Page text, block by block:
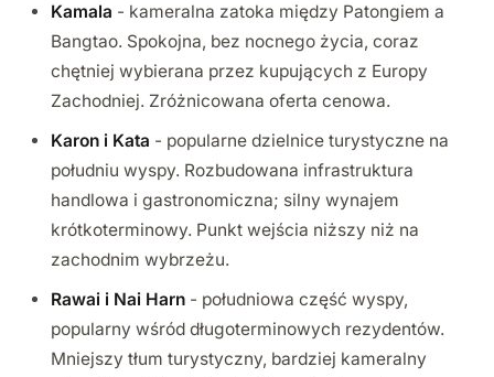
Kamala - kameralna zatoka między Patongiem a
Bangtao. Spokojna, bez nocnego życia, coraz
chętniej wybierana przez kupujących z Europy
Zachodniej. Zróżnicowana oferta cenowa.
Karon i Kata - popularne dzielnice turystyczne na
południu wyspy. Rozbudowana infrastruktura
handlowa i gastronomiczna; silny wynajem
krótkoterminowy. Punkt wejścia niższy niż na
zachodnim wybrzeżu.
Rawai i Nai Harn - południowa część wyspy,
popularny wśród długoterminowych rezydentów.
Mniejszy tłum turystyczny, bardziej kameralny